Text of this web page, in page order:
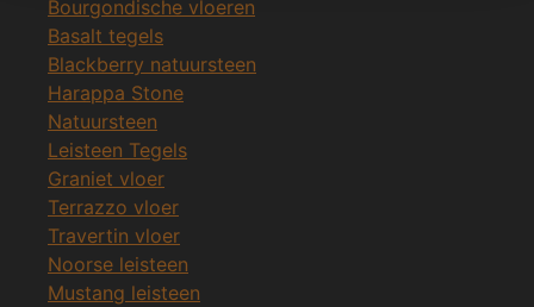
Bourgondische vloeren
Basalt tegels
Blackberry natuursteen
Harappa Stone
Natuursteen
Leisteen Tegels
Graniet vloer
Terrazzo vloer
Travertin vloer
Noorse leisteen
Mustang leisteen